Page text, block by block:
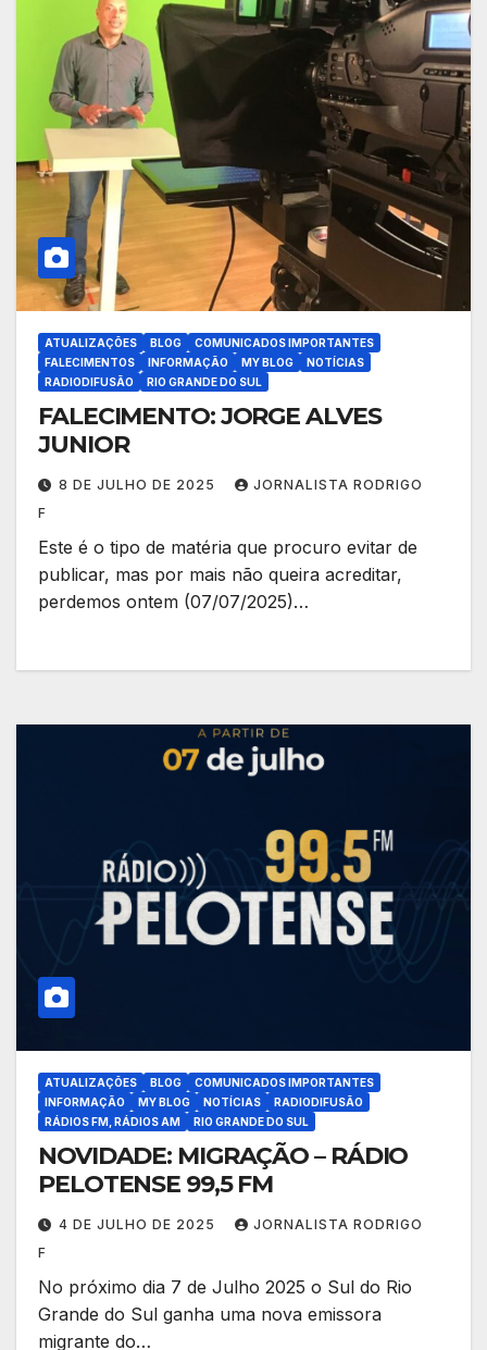
ATUALIZAÇÕES BLOG
COMUNICADOS IMPORTANTES
FALECIMENTOS
INFORMAÇÃO MY BLOG
NOTÍCIAS
RADIODIFUSÃO
RIO GRANDE DO SUL
FALECIMENTO: JORGE ALVES
JUNIOR
8 DE JULHO DE 2025
JORNALISTA RODRIGO
F
Este é o tipo de matéria que procuro evitar de
publicar, mas por mais não queira acreditar,
perdemos ontem (07/07/2025)…
ATUALIZAÇÕES BLOG
COMUNICADOS IMPORTANTES
INFORMAÇÃO
MY BLOG NOTÍCIAS
RADIODIFUSÃO
RÁDIOS FM, RÁDIOS AM
RIO GRANDE DO SUL
NOVIDADE: MIGRAÇÃO – RÁDIO
PELOTENSE 99,5 FM
4 DE JULHO DE 2025
JORNALISTA RODRIGO
F
No próximo dia 7 de Julho 2025 o Sul do Rio
Grande do Sul ganha uma nova emissora
migrante do…